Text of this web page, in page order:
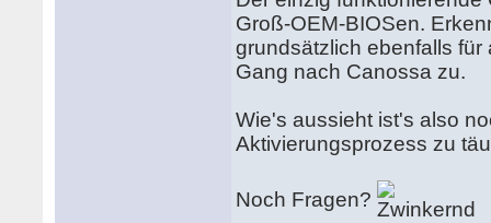
Groß-OEM-BIOSen.
grundsätzlich ebenfalls
Gang nach Canossa zu.
Wie's aussieht ist's also
Aktivierungsprozess zu
Noch Fragen?